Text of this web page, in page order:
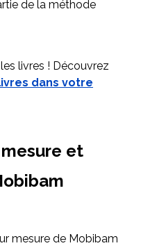
de la méthode
livres ! Découvrez
dans votre
et
mesure de Mobibam